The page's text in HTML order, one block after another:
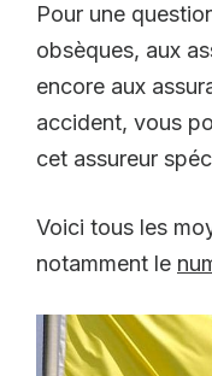
Pour une
obsèques, aux
encore aux
accident, vous
cet assureur
Voici tous les
notamment le